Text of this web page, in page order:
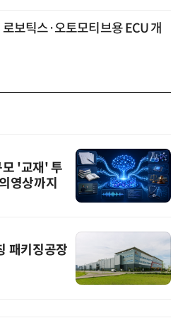
보틱스·오토모티브용 ECU 개
'교재' 투
영상까지
패키징공장